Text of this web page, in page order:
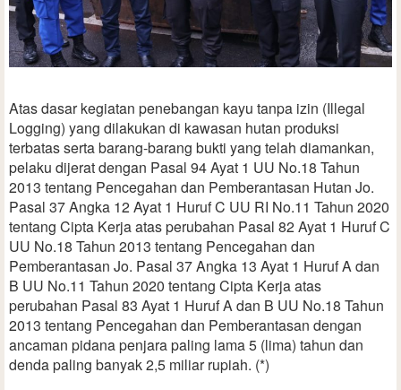
Atas dasar kegiatan penebangan kayu tanpa izin (Illegal
Logging) yang dilakukan di kawasan hutan produksi
terbatas serta barang-barang bukti yang telah diamankan,
pelaku dijerat dengan Pasal 94 Ayat 1 UU No.18 Tahun
2013 tentang Pencegahan dan Pemberantasan Hutan Jo.
Pasal 37 Angka 12 Ayat 1 Huruf C UU RI No.11 Tahun 2020
tentang Cipta Kerja atas perubahan Pasal 82 Ayat 1 Huruf C
UU No.18 Tahun 2013 tentang Pencegahan dan
Pemberantasan Jo. Pasal 37 Angka 13 Ayat 1 Huruf A dan
B UU No.11 Tahun 2020 tentang Cipta Kerja atas
perubahan Pasal 83 Ayat 1 Huruf A dan B UU No.18 Tahun
2013 tentang Pencegahan dan Pemberantasan dengan
ancaman pidana penjara paling lama 5 (lima) tahun dan
denda paling banyak 2,5 miliar rupiah. (*)